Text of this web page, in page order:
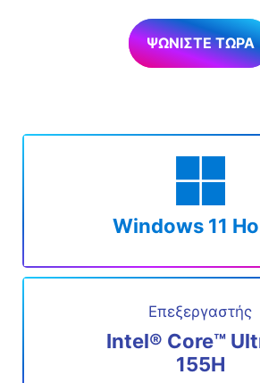
ΨΩΝΙΣΤΕ ΤΩΡΑ
Windows 11
Επεξεργαστής
Intel® Core™
155H